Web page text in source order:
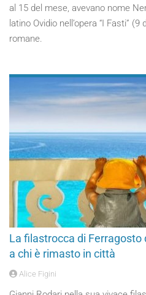
al 15 del mese, avevano nome
latino Ovidio nell’opera “I Fasti”
romane.
La filastrocca di Ferragosto
a chi è rimasto in città
Alice Figini